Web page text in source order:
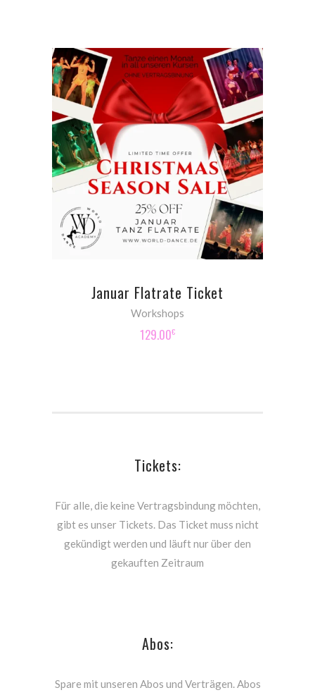
ADD TO CART
Januar Flatrate Ticket
Workshops
129.00€
Tickets:
Für alle, die keine Vertragsbindung möchten,
gibt es unser Tickets. Das Ticket muss nicht
gekündigt werden und läuft nur über den
gekauften Zeitraum
Abos:
Spare mit unseren Abos und Verträgen. Abos